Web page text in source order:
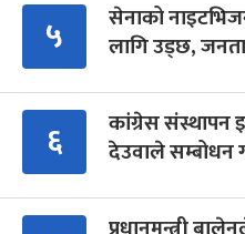
५
सेनाको
लागि उड्छ,
६
कांग्रेस संस्थापन
देउवाले सम्बोधन